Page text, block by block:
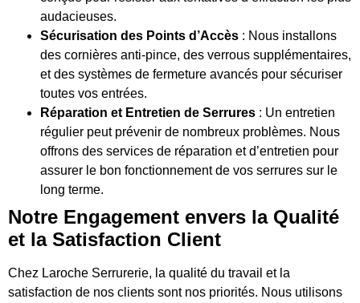
audacieuses.
Sécurisation des Points d’Accès : Nous installons
des cornières anti-pince, des verrous supplémentaires,
et des systèmes de fermeture avancés pour sécuriser
toutes vos entrées.
Réparation et Entretien de Serrures : Un entretien
régulier peut prévenir de nombreux problèmes. Nous
offrons des services de réparation et d’entretien pour
assurer le bon fonctionnement de vos serrures sur le
long terme.
Notre Engagement envers la Qualité
et la Satisfaction Client
Chez Laroche Serrurerie, la qualité du travail et la
satisfaction de nos clients sont nos priorités. Nous utilisons